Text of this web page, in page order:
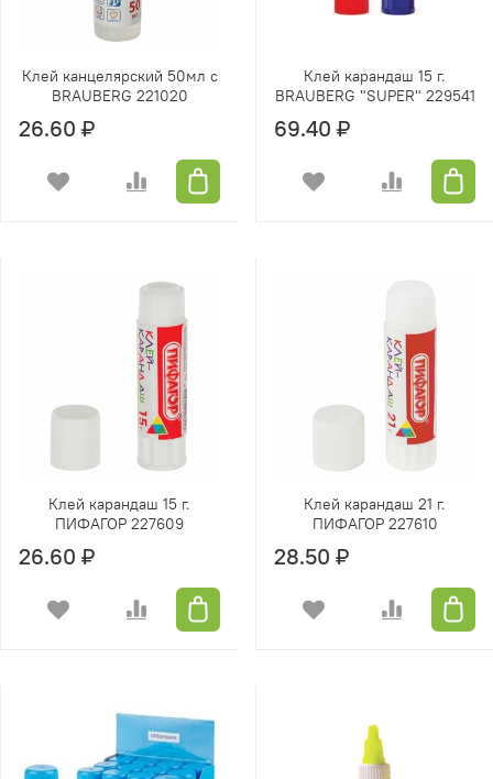
Клей канцелярский 50мл с
BRAUBERG 221020
26.60 ₽
Клей карандаш 15 г.
BRAUBERG "SUPER" 229541
69.40 ₽
Клей карандаш 15 г.
ПИФАГОР 227609
26.60 ₽
Клей карандаш 21 г.
ПИФАГОР 227610
28.50 ₽